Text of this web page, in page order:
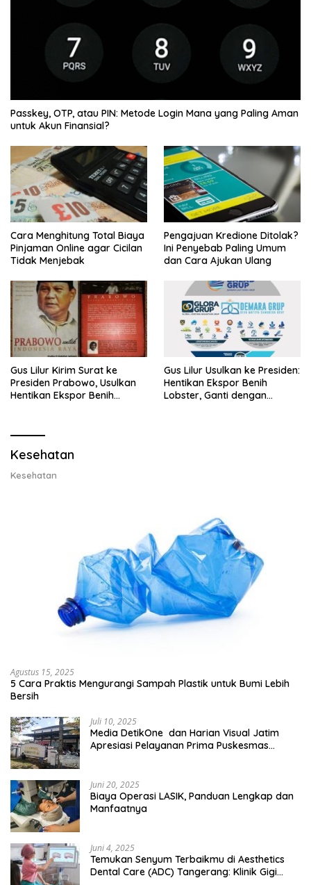
Passkey, OTP, atau PIN: Metode Login Mana yang Paling Aman
untuk Akun Finansial?
Cara Menghitung Total Biaya
Pinjaman Online agar Cicilan
Tidak Menjebak
Pengajuan Kredione Ditolak?
Ini Penyebab Paling Umum
dan Cara Ajukan Ulang
Gus Lilur Kirim Surat ke
Presiden Prabowo, Usulkan
Hentikan Ekspor Benih
Gus Lilur Usulkan ke Presiden:
Hentikan Ekspor Benih
Lobster, Ganti dengan
Kesehatan
Kesehatan
Agustus 15, 2025
5 Cara Praktis Mengurangi Sampah Plastik untuk Bumi Lebih
Bersih
Juli 10, 2025
Media DetikOne dan Harian Visual Jatim
Apresiasi Pelayanan Prima Puskesmas
Juni 20, 2025
Biaya Operasi LASIK, Panduan Lengkap dan
Manfaatnya
Juni 4, 2025
Temukan Senyum Terbaikmu di Aesthetics
Dental Care (ADC) Tangerang: Klinik Gigi